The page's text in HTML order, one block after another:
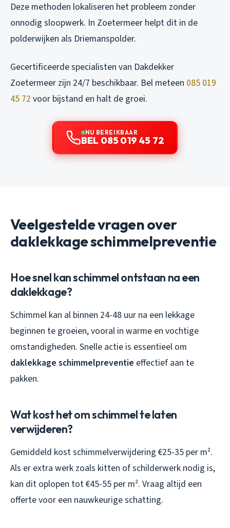
Deze methoden lokaliseren het probleem zonder
onnodig sloopwerk. In Zoetermeer helpt dit in de
polderwijken als Driemanspolder.
Gecertificeerde specialisten van Dakdekker
Zoetermeer zijn 24/7 beschikbaar. Bel meteen 085 019
45 72 voor bijstand en halt de groei.
NU BEREIKBAAR
BEL 085 019 45 72
Veelgestelde vragen over
daklekkage schimmelpreventie
Hoe snel kan schimmel ontstaan na een
daklekkage?
Schimmel kan al binnen 24-48 uur na een lekkage
beginnen te groeien, vooral in warme en vochtige
omstandigheden. Snelle actie is essentieel om
daklekkage schimmelpreventie effectief aan te
pakken.
Wat kost het om schimmel te laten
verwijderen?
Gemiddeld kost schimmelverwijdering €25-35 per m².
Als er extra werk zoals kitten of schilderwerk nodig is,
kan dit oplopen tot €45-55 per m². Vraag altijd een
offerte voor een nauwkeurige schatting.